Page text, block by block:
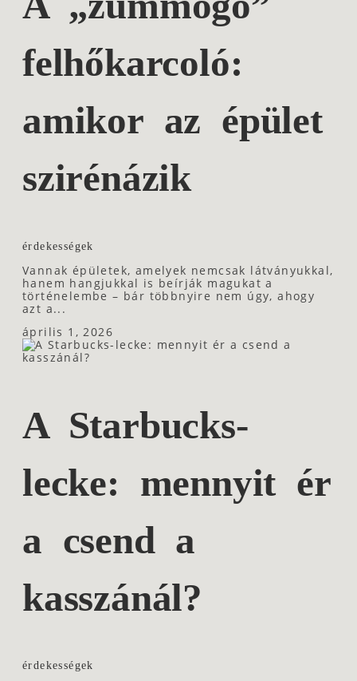
felhőkarcoló:
amikor az épület
szirénázik
érdekességek
Vannak épületek, amelyek nemcsak látványukkal,
hanem hangjukkal is beírják magukat a
történelembe – bár többnyire nem úgy, ahogy
azt a...
április 1, 2026
A Starbucks-
lecke: mennyit ér
a csend a
kasszánál?
érdekességek